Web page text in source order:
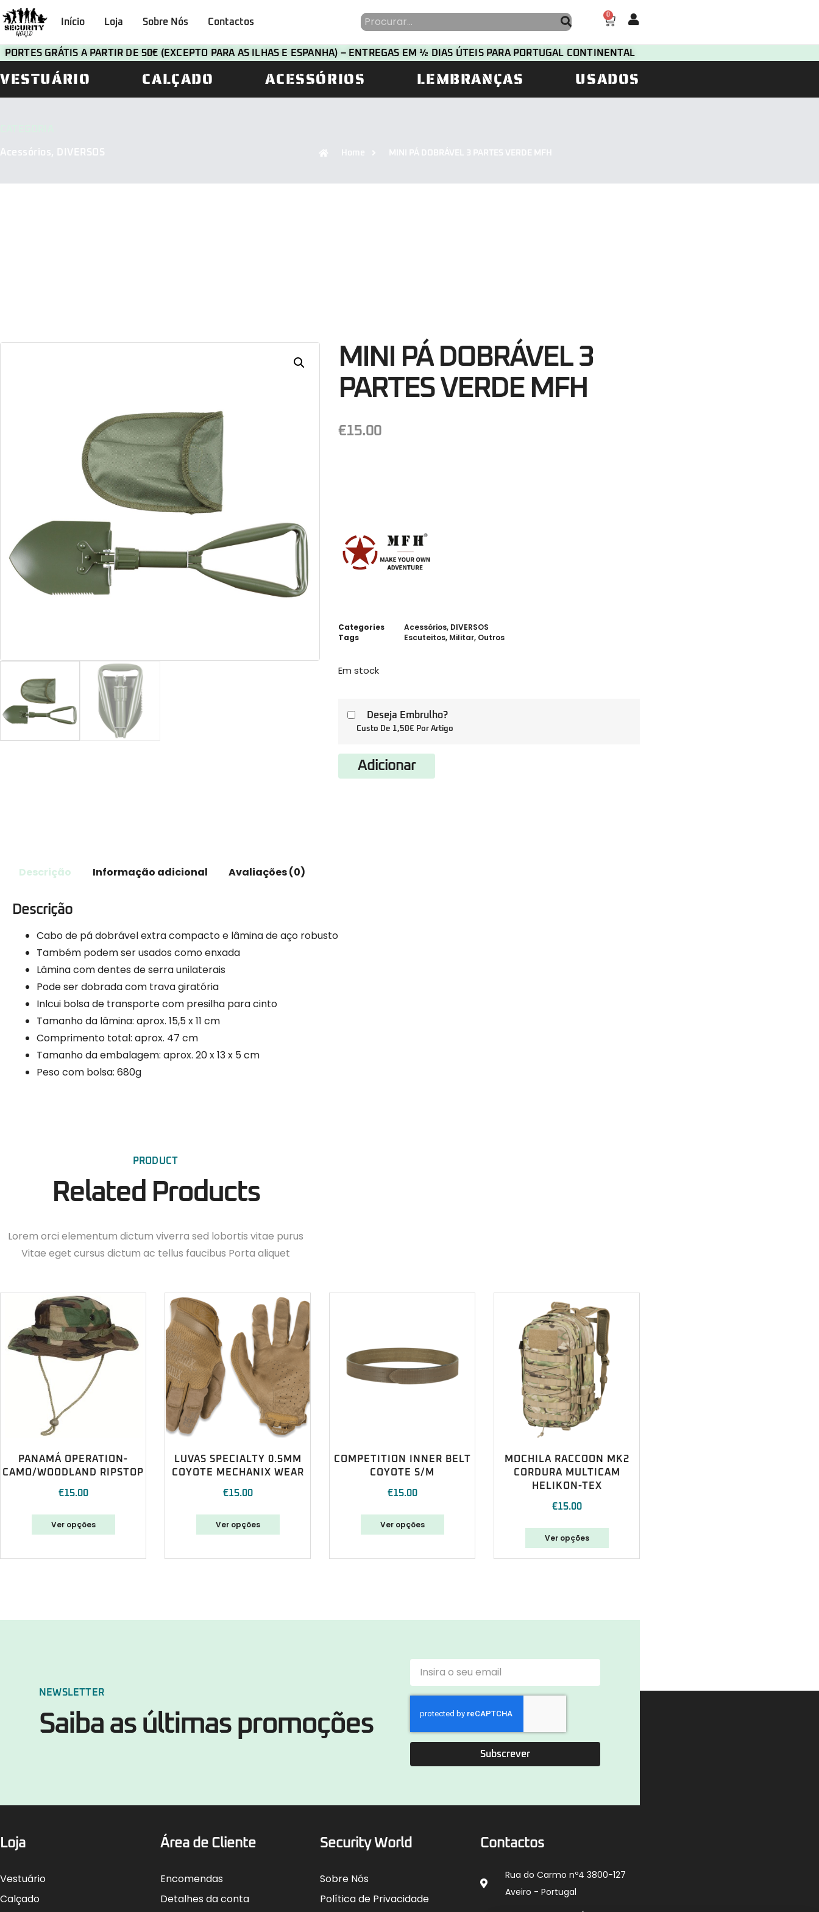
Início Loja Sobre Nós Contactos
0
PORTES GRÁTIS A PARTIR DE 50€ (EXCEPTO PARA AS ILHAS E ESPANHA) – ENTREGAS EM ½ DIAS ÚTEIS PARA PORTUGAL CONTINENTAL
VESTUÁRIO CALÇADO ACESSÓRIOS LEMBRANÇAS USADOS
Acessórios, DIVERSOS Home MINI PÁ DOBRÁVEL 3 PARTES VERDE MFH
MINI PÁ DOBRÁVEL 3
PARTES VERDE MFH
€15.00
Categories Acessórios, DIVERSOS
Tags
Escuteitos, Militar, Outros
Em stock
Deseja Embrulho?
Custo De 1,50€ Por Artigo
Adicionar
Descrição Informação adicional Avaliações (0)
Descrição
Cabo de pá dobrável extra compactoe lâmina de aço robusto
Também podem ser usados ​​como enxada
Lâminacom dentes de serra unilaterais
Pode ser dobrada com trava giratória
Inlcui bolsa de transporte com presilha para cinto
Tamanho da lâmina: aprox. 15,5 x 11 cm
Comprimento total: aprox. 47 cm
Tamanho da embalagem: aprox. 20 x 13 x 5 cm
Peso com bolsa: 680g
PRODUCT
Related Products
Lorem orci elementum dictum viverra sed lobortis vitae purus
Vitae eget cursus dictum ac tellus faucibus Porta aliquet
PANAMÁ OPERATION-
CAMO/WOODLAND RIPSTOP
€15.00
Ver opções
LUVAS SPECIALTY 0.5MM
COYOTE MECHANIX WEAR
€15.00
Ver opções
COMPETITION INNER BELT
COYOTE S/M
€15.00
Ver opções
MOCHILA RACCOON MK2
CORDURA MULTICAM
HELIKON-TEX
€15.00
Ver opções
NEWSLETTER
Saiba as últimas promoções
Subscrever
Loja
Vestuário
Calçado
Área de Cliente
Encomendas
Detalhes da conta
Security World
Sobre Nós
Política de Privacidade
Contactos
Rua do Carmo nº4 3800-127
Aveiro - Portugal